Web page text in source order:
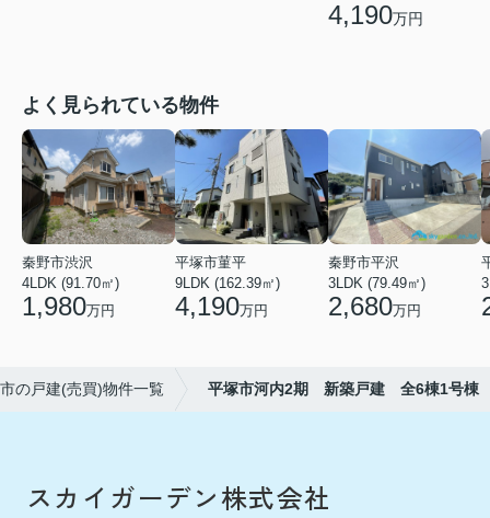
4,190万円
よく見られている物件
秦野市渋沢
4LDK (91.70㎡)
1,980万円
平塚市菫平
9LDK (162.39㎡)
4,190万円
秦野市平沢
3LDK (79.49㎡)
2,680万円
の戸建(売買)物件一覧 平塚市河内2期 新築戸建 全6棟1号棟
スカイガーデン株式会社